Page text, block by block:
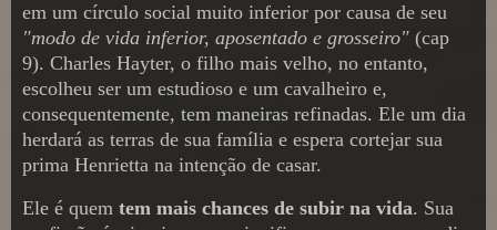
em um círculo social muito inferior por causa de seu
"modo de vida inferior, aposentado e grosseiro" (cap
9). Charles Hayter, o filho mais velho, no entanto,
escolheu ser um estudioso e um cavalheiro e,
consequentemente, tem maneiras refinadas. Ele um dia
herdará as terras de sua família e espera cortejar sua
prima Henrietta na intenção de casar.
Ele é quem tem mais chances de subir na vida. Sua